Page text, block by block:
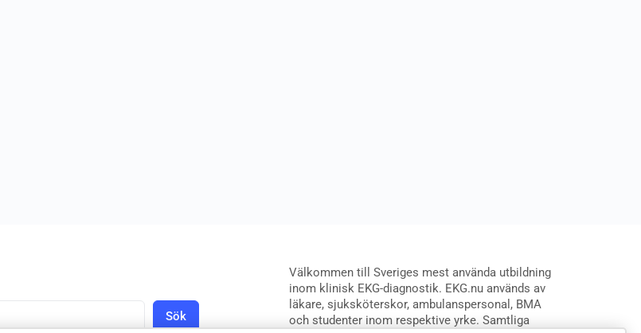
Sök
Välkommen till Sveriges mest använda utbildning
inom klinisk EKG-diagnostik. EKG.nu används av
läkare, sjuksköterskor, ambulanspersonal, BMA
och studenter inom respektive yrke. Samtliga